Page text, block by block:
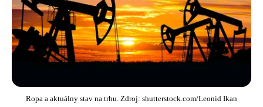
Ropa a aktuálny stav na trhu. Zdroj: shutterstock.com/Leonid Ikan